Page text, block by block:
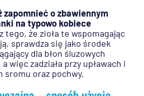
zapomnieć o zbawiennym
na typowo kobiece
tego, że zioła te wspomagając
sprawdza się jako środek
dla błon śluzowych
więc zadziała przy upławach i
sromu oraz pochwy.